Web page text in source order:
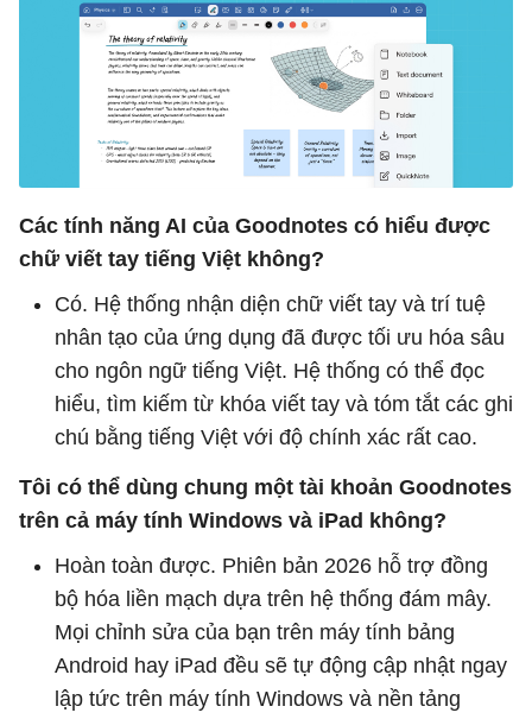
Các tính năng AI của Goodnotes có hiểu được
chữ viết tay tiếng Việt không?
Có. Hệ thống nhận diện chữ viết tay và trí tuệ
nhân tạo của ứng dụng đã được tối ưu hóa sâu
cho ngôn ngữ tiếng Việt. Hệ thống có thể đọc
hiểu, tìm kiếm từ khóa viết tay và tóm tắt các ghi
chú bằng tiếng Việt với độ chính xác rất cao.
Tôi có thể dùng chung một tài khoản Goodnotes
trên cả máy tính Windows và iPad không?
Hoàn toàn được. Phiên bản 2026 hỗ trợ đồng
bộ hóa liền mạch dựa trên hệ thống đám mây.
Mọi chỉnh sửa của bạn trên máy tính bảng
Android hay iPad đều sẽ tự động cập nhật ngay
lập tức trên máy tính Windows và nền tảng